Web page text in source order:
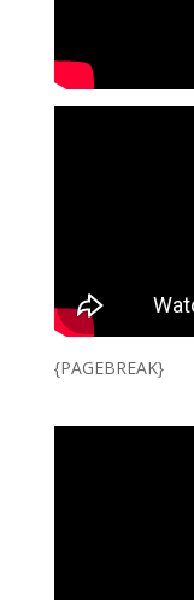
{PAGEBREAK}